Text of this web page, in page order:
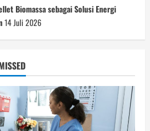
Biomassa sebagai Solusi Energi
14 Juli 2026